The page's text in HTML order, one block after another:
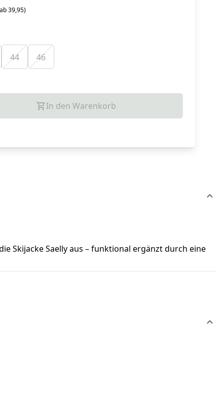
39,95)
44 46
In den Warenkorb
Skijacke Saelly aus – funktional ergänzt durch eine